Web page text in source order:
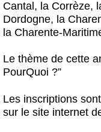
Cantal, la Corrèze,
Dordogne, la
la Charente-
Le thème de cette
PourQuoi ?”
Les inscriptions
sur le site internet